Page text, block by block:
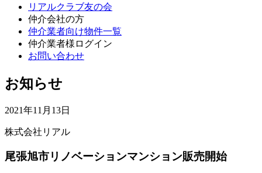
リアルクラブ友の会
仲介会社の方
仲介業者向け物件一覧
仲介業者様ログイン
お問い合わせ
お知らせ
2021年11月13日
株式会社リアル
尾張旭市リノベーションマンション販売開始